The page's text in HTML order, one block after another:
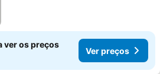
ver os preços
Ver preços